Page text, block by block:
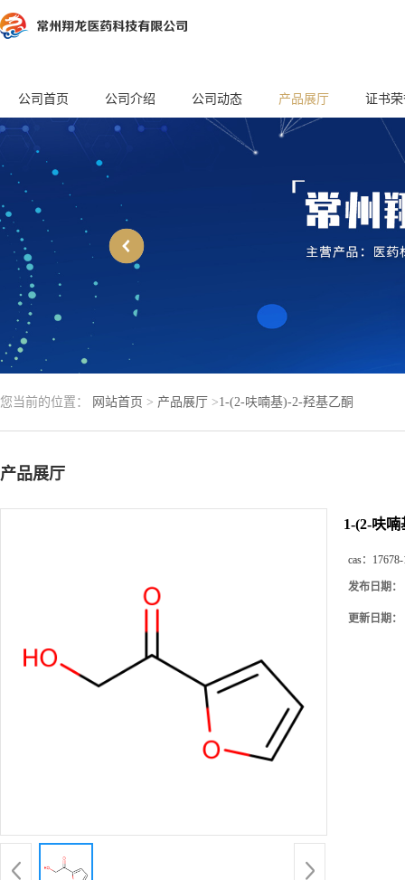
公司首页 公司介绍 公司动态 产品展厅 证书
您当前的位置： 网站首页 > 产品展厅 >1-(2-呋喃基)-2-羟基乙酮
产品展厅
1-(2-呋
cas：
发布日期：
更新日期：